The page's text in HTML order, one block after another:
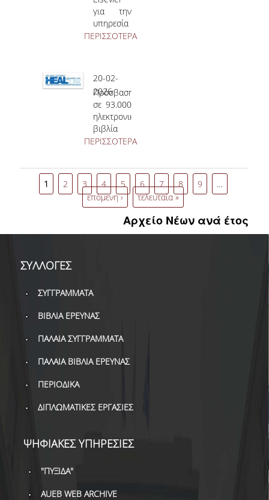
του ΣΕΑΒ
για την
υπηρεσία
ScienceDirect
Open
Access
περιοδικά
ΠΕΡΙΣΣΟΤΕΡΑ
20-02-
2026
Πρόσβαση
σε 93.000
ηλεκτρονικά
βιβλία
του JSTOR
ΠΕΡΙΣΣΟΤΕΡΑ
1 2 3 4 5 6 7 8 9
…
επόμενη ›
τελευταία »
Αρχείο Νέων ανά έτος
ΣΥΛΛΟΓΕΣ
ΣΥΓΓΡΑΜΜΑΤΑ
ΒΙΒΛΙΑ ΕΡΕΥΝΑΣ
ΠΑΛΑΙΑ ΣΥΓΓΡΑΜΜΑΤΑ
ΠΑΛΑΙΑ ΒΙΒΛΙΑ ΕΡΕΥΝΑΣ
ΠΕΡΙΟΔΙΚΑ
ΔΙΠΛΩΜΑΤΙΚΕΣ ΕΡΓΑΣΙΕΣ
ΨΗΦΙΑΚΕΣ ΥΠΗΡΕΣΙΕΣ
"ΠΥΞΙΔΑ"
AUEB WEB ARCHIVE